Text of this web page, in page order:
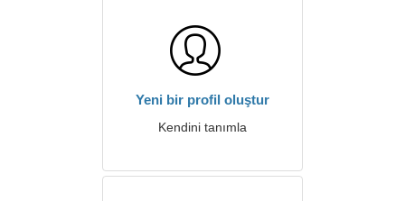
Yeni bir profil oluştur
Kendini tanımla